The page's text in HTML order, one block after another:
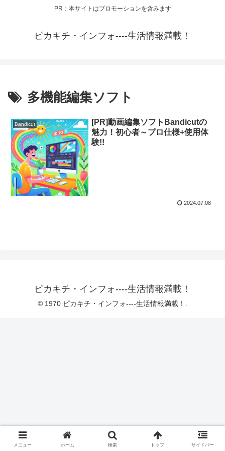
PR：本サイトはプロモーションを含みます
ピカキチ・インフォ----生活情報満載！
多機能編集ソフト
Bandicut
[PR]動画編集ソフトBandicutの
魅力！初心者～プロ仕様+使用体
験!!
2024.07.08
ピカキチ・インフォ----生活情報満載！
© 1970 ピカキチ・インフォ----生活情報満載！.
メニュー ホーム 検索 トップ サイドバー